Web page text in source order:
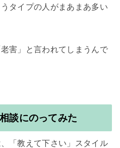
タイプの人がまあまあ多い
害」と言われてしまうんで
談にのってみた
「教えて下さい」スタイル